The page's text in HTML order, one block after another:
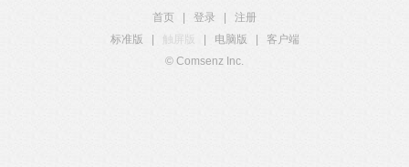
首页 登录
注册
标准版
触屏版 电脑版
客户端
© Comsenz Inc.